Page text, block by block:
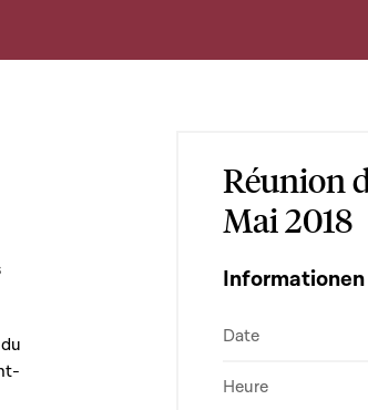
Réunion
Mai 2018
Informationen
Date
Heure